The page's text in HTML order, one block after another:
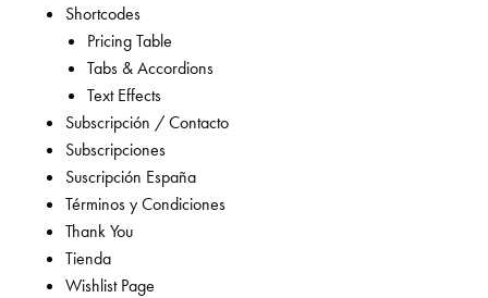
Shortcodes
Pricing Table
Tabs & Accordions
Text Effects
Subscripción / Contacto
Subscripciones
Suscripción España
Términos y Condiciones
Thank You
Tienda
Wishlist Page